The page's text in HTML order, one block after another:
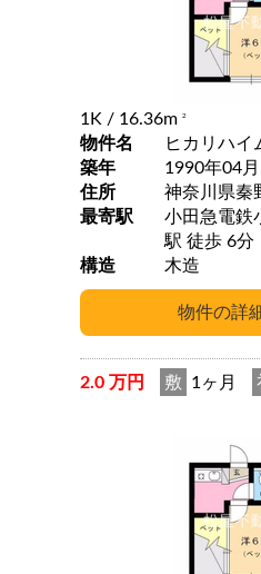
1K / 16.36m 2
物件名
ヒカリハイ
築年
1990年04月
住所
神奈川県秦
最寄駅
小田急電鉄
駅 徒歩 6分
構造
木造
2.0 万円 敷 1ヶ月